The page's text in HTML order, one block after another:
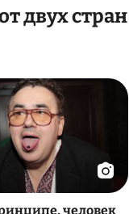
двух стран
человек